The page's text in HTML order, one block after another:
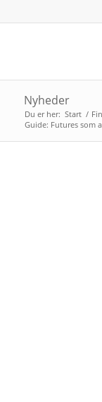
Nyheder
Du er her: Start /
Guide: Futures som